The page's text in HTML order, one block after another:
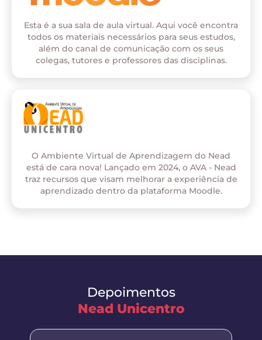
Esta é a sua sala de aula virtual. Aqui você encontra
todos os materiais necessários para seus estudos,
além do canal de comunicação com os seus
colegas, tutores e professores das disciplinas.
O Ambiente Virtual de Aprendizagem do Nead
está de cara nova! Lançado em 2024, o AVA - Nead
traz recursos que visam melhorar a experiência de
aprendizado dentro da plataforma Moodle.
Depoimentos
Nead Unicentro